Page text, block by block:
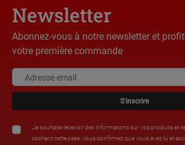
Newsletter
Abonnez-vous à notre newsletter et
votre première commande
S'inscrire
Je souhaite recevoir des informations sur vos produits et
cochant cette case, vous confirmez que vous avez lu et